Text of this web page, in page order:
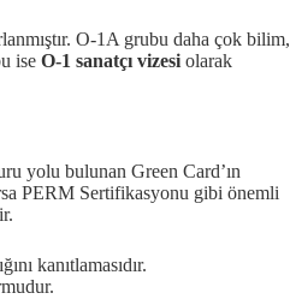
O-1A grubu daha çok bilim,
ise O-1 sanatçı vizesi olarak
yolu bulunan Green Card’ın
PERM Sertifikasyonu gibi önemli
kanıtlamasıdır.